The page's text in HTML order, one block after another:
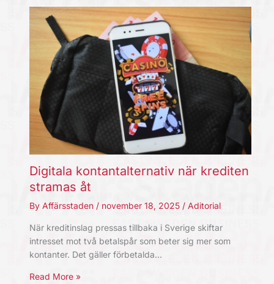
Digitala kontantalternativ när krediten
stramas åt
By Affärsstaden / november 18, 2025 / Aditorial
När kreditinslag pressas tillbaka i Sverige skiftar
intresset mot två betalspår som beter sig mer som
kontanter. Det gäller förbetalda…
Read More »